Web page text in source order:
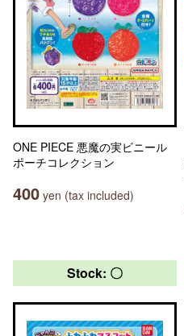
ONE PIECE 悪魔の実ビニール
ポーチコレクション
400 yen (tax included)
Stock: 〇